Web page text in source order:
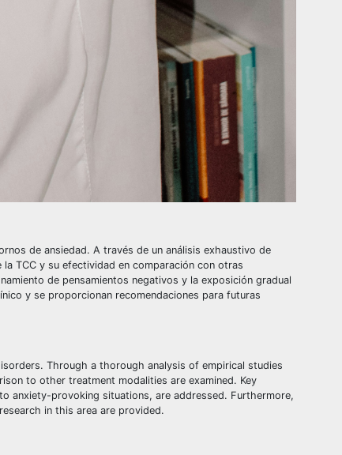
de ansiedad. A través de un análisis exhaustivo de
TCC y su efectividad en comparación con otras
de pensamientos negativos y la exposición gradual
y se proporcionan recomendaciones para futuras
Through a thorough analysis of empirical studies
to other treatment modalities are examined. Key
anxiety-provoking situations, are addressed. Furthermore,
in this area are provided.